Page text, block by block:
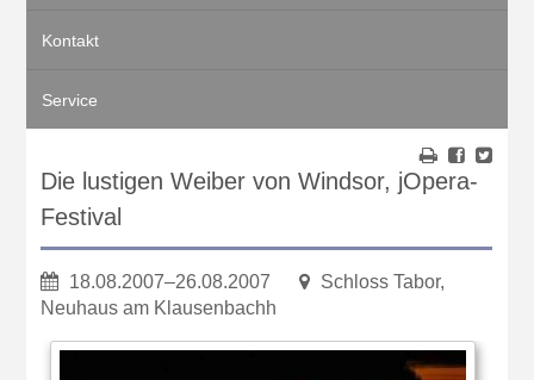
Kontakt
Service
Die lustigen Weiber von Windsor, jOpera-
Festival
18.08.2007–26.08.2007
Schloss Tabor,
Neuhaus am Klausenbachh